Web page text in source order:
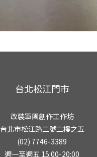
台北松江門市
改裝軍團創作工作坊
台北市松江路二號二樓之五
(02) 7746-3389
週一至週五 15:00-20:00